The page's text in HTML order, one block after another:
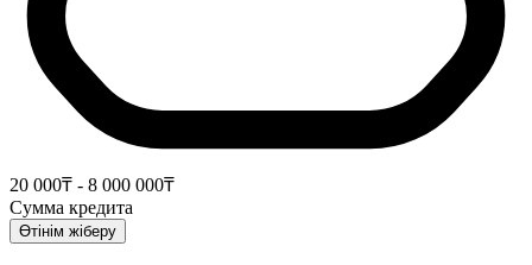
20 000₸ - 8 000 000₸
Сумма кредита
Өтінім жіберу